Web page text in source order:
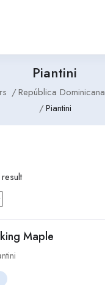
Piantini
República Dominicana
Piantini
Maple